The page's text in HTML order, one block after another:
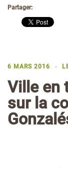
Partager:
6 MARS 2016
Ville en
sur la